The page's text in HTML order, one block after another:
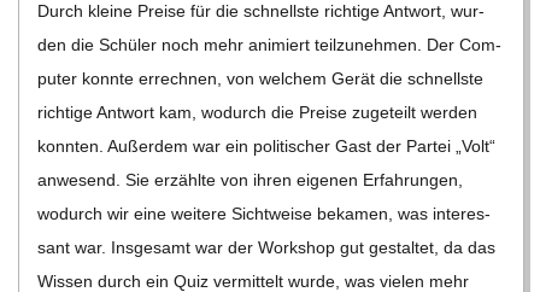
Durch kleine Preise für die schnellste rich­tige Ant­wort, wur­
den die Schü­ler noch mehr ani­miert teil­zu­neh­men. Der Com­
pu­ter konnte errech­nen, von wel­chem Gerät die schnellste
rich­tige Ant­wort kam, wodurch die Preise zuge­teilt wer­den
konn­ten. Außer­dem war ein poli­ti­scher Gast der Par­tei „Volt“
anwe­send. Sie erzählte von ihren eige­nen Erfah­run­gen,
wodurch wir eine wei­tere Sicht­weise beka­men, was inter­es­
sant war. Ins­ge­samt war der Work­shop gut gestal­tet, da das
Wis­sen durch ein Quiz ver­mit­telt wurde, was vie­len mehr